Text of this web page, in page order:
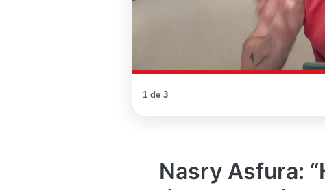
1 de 3
Nasry Asfura: